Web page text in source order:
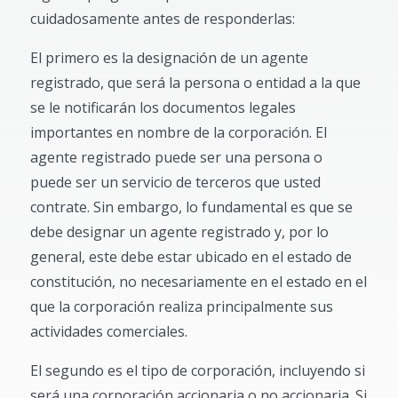
cuidadosamente antes de responderlas:
El primero es la designación de un agente
registrado, que será la persona o entidad a la que
se le notificarán los documentos legales
importantes en nombre de la corporación. El
agente registrado puede ser una persona o
puede ser un servicio de terceros que usted
contrate. Sin embargo, lo fundamental es que se
debe designar un agente registrado y, por lo
general, este debe estar ubicado en el estado de
constitución, no necesariamente en el estado en el
que la corporación realiza principalmente sus
actividades comerciales.
El segundo es el tipo de corporación, incluyendo si